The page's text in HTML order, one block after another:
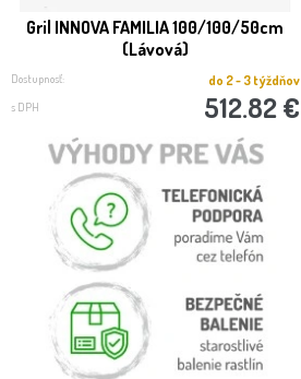
Gril INNOVA FAMILIA 100/100/50cm
(Lávová)
Dostupnosť: do 2 - 3 týždňov
s DPH 512.82 €